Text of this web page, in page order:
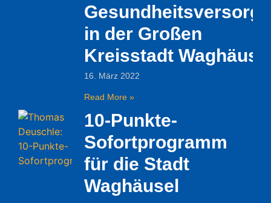
in der Großen
Kreisstadt
16. März 2022
Read More »
10-Punkte-
Sofortprogramm
für die Stadt
Waghäusel